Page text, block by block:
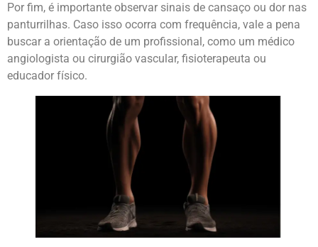
Por fim, é importante observar sinais de cansaço ou dor nas
panturrilhas. Caso isso ocorra com frequência, vale a pena
buscar a orientação de um profissional, como um médico
angiologista ou cirurgião vascular, fisioterapeuta ou
educador físico.